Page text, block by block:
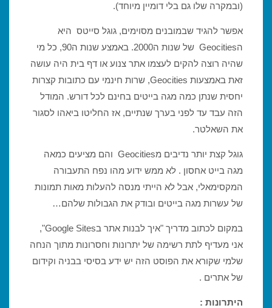
(ובמקרה שלו גם בלי דומיין מיוחד).
אפשר להגיד שבמובנים מסוימים, גוגל סייטס היא
הGeocities של שנות ה2000. באמצע שנות ה90, כל מי
שהיה רוצה להקים לעצמו אתר צנוע או דף בית היה עושה
זאת באמצעות Geocities, שרות חינמי עם כתובות קצרות
יחסית שנתן כמה מגה בייטים בחינם לכל דורש. המודל
הזה עבד עד לפני בערך שנתיים, אז החליטו ביאהו לסגור
את השאלטר.
גוגל קצת יותר נדיבים מGeocities והם מציעים כמאה
מגה בייט אחסון . לא ממש ידוע מהו נפח התעבורה
המקסימאלי, אבל לא הייתי מנסה להעלות מאות תמונות
של עשרות מגה בייטים ובודק את הגבולות שלהם…
במקום לכתוב מדריך "איך לבנות אתר בGoogle Sites",
אני מעדיף לתת רשימה של יתרונות וחסרונות מתוך הנחה
שלמי שקורא את הפוסט הזה יש ידע בסיסי בבניה וקידום
של אתרים .
היתרונות :